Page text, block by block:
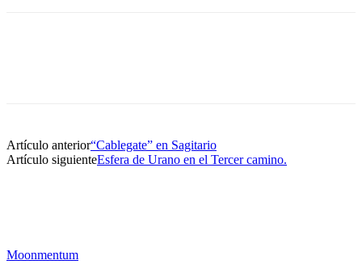
Artículo anterior“Cablegate” en Sagitario
Artículo siguienteEsfera de Urano en el Tercer camino.
Moonmentum